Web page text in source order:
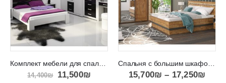
Комплект мебели для спальни Израиль VIKI
14,400₪ 11,500₪
Спальня с большим шкафом и ящиком для постели DORIAN R05
15,700₪ – 17,250₪